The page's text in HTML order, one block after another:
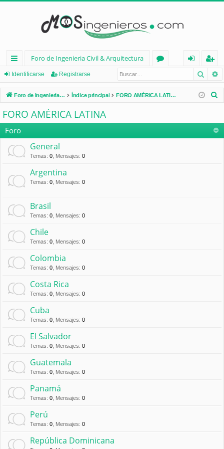
nl
ac
es
rá
pi
d
Foro de Ingenieria Civil & Arquitectura
os
nt
ifi
eg
ist
ra
Identificarse Registrarse
Foro de Ingenieria Civil & Arquitectura Índice principal FORO AMÉRICA LATINA
a
FORO AMÉRICA LATINA
Foro
General
Temas: 0 Mensajes: 0
Argentina
Temas: 0 Mensajes: 0
Brasil
Temas: 0 Mensajes: 0
Chile
Temas: 0 Mensajes: 0
Colombia
Temas: 0 Mensajes: 0
Costa Rica
Temas: 0 Mensajes: 0
Cuba
Temas: 0 Mensajes: 0
El Salvador
Temas: 0 Mensajes: 0
Guatemala
Temas: 0 Mensajes: 0
Panamá
Temas: 0 Mensajes: 0
Perú
Temas: 0 Mensajes: 0
República Dominicana